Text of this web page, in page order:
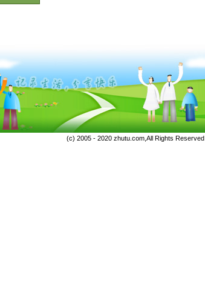
(c) 2005 - 2020 zhutu.com,All Rights Reserved